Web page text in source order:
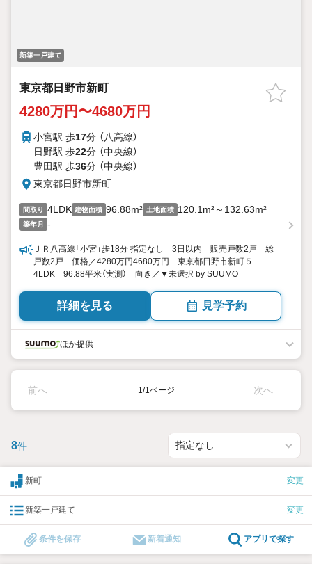
新築一戸建て
東京都日野市新町
4280万円〜4680万円
小宮駅 歩17分 （八高線）
日野駅 歩22分 （中央線）
豊田駅 歩36分 （中央線）
東京都日野市新町
間取り 4LDK 建物面積 96.88m² 土地面積 120.1m²～132.63m²
築年月 -
ＪＲ八高線「小宮」歩18分 指定なし 3日以内 販売戸数2戸 総
戸数2戸 価格／4280万円4680万円 東京都日野市新町５
4LDK 96.88平米（実測） 向き／▼未選択 by SUUMO
詳細を見る 見学予約
ほか提供
前へ 1/1ページ 次へ
8件
新町 変更
新築一戸建て 変更
条件を保存 新着通知 アプリで探す